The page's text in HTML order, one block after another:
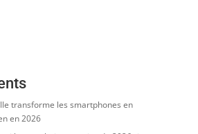
transforme les smartphones en
en 2026